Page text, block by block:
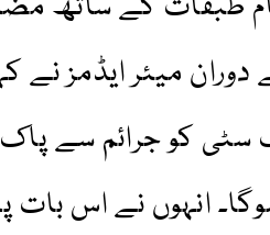
میئر ایڈمز نے
سٹی کو جرائم سے
انہوں نے اس بات